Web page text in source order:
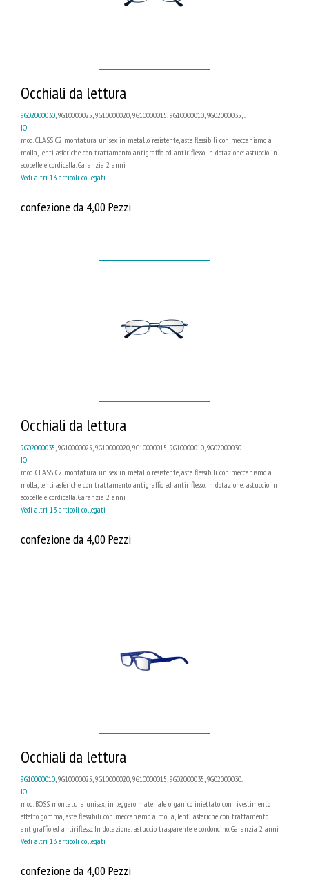
Occhiali da lettura
9G02000030, 9G10000025, 9G10000020, 9G10000015, 9G10000010, 9G02000035, ...
IOI
mod. CLASSIC2 montatura unisex in metallo resistente, aste flessibili con meccanismo a
molla, lenti asferiche con trattamento antigraffio ed antiriflesso. In dotazione: astuccio in
ecopelle e cordicella. Garanzia 2 anni.
Vedi altri 13 articoli collegati
confezione da 4,00 Pezzi
Occhiali da lettura
9G02000035 , 9G10000025, 9G10000020, 9G10000015, 9G10000010, 9G02000030...
IOI
mod. CLASSIC2 montatura unisex in metallo resistente, aste flessibili con meccanismo a
molla, lenti asferiche con trattamento antigraffio ed antiriflesso. In dotazione: astuccio in
ecopelle e cordicella. Garanzia 2 anni.
Vedi altri 13 articoli collegati
confezione da 4,00 Pezzi
Occhiali da lettura
9G10000010, 9G10000025, 9G10000020, 9G10000015, 9G02000035, 9G02000030...
IOI
mod. BOSS montatura unisex, in leggero materiale organico iniettato con rivestimento
effetto gomma, aste flessibili con meccanismo a molla, lenti asferiche con trattamento
antigraffio ed antiriflesso. In dotazione: astuccio trasparente e cordoncino. Garanzia 2 anni.
Vedi altri 13 articoli collegati
confezione da 4,00 Pezzi